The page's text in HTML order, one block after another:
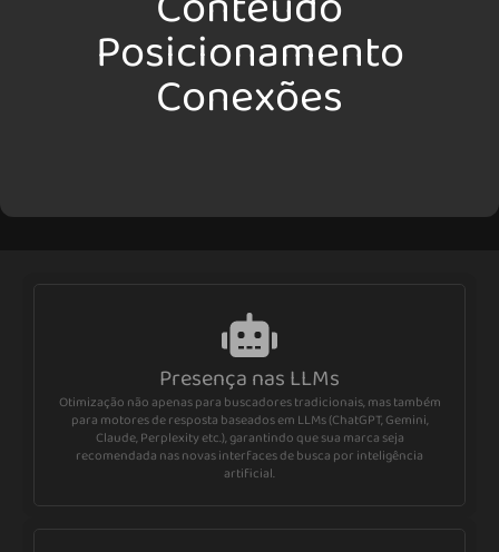
Posicionamento
Conexões
Presença nas LLMs
Otimização não apenas para buscadores tradicionais, mas também
para motores de resposta baseados em LLMs (ChatGPT, Gemini,
Claude, Perplexity etc.), garantindo que sua marca seja
recomendada nas novas interfaces de busca por inteligência
artificial.